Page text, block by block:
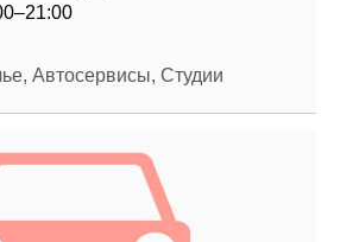
Автосервисы, Студии